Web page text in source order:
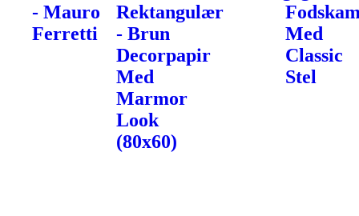
- Mauro
Ferretti
Rektangulær
- Brun
Decorpapir
Med
Marmor
Look
(80x60)
Med
Classic
Stel